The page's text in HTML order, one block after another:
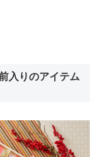
入りのアイテム